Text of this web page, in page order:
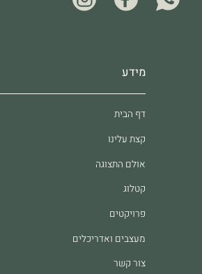
מידע
דף הבית
קצת עלינו
אולם התצוגה
קטלוג
פרויקטים
מעצבים ואדריכלים
צור קשר